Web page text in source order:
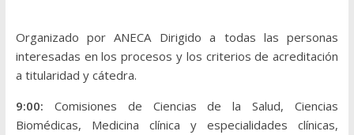
Organizado por ANECA Dirigido a todas las personas
interesadas en los procesos y los criterios de acreditación
a titularidad y cátedra.
9:00: Comisiones de Ciencias de la Salud, Ciencias
Biomédicas, Medicina clínica y especialidades clínicas,